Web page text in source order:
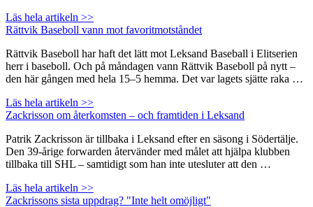
Läs hela artikeln >>
Rättvik Baseboll vann mot favoritmotståndet
Rättvik Baseboll har haft det lätt mot Leksand Baseball i Elitserien
herr i baseboll. Och på måndagen vann Rättvik Baseboll på nytt –
den här gången med hela 15–5 hemma. Det var lagets sjätte raka …
Läs hela artikeln >>
Zackrisson om återkomsten – och framtiden i Leksand
Patrik Zackrisson är tillbaka i Leksand efter en säsong i Södertälje.
Den 39-årige forwarden återvänder med målet att hjälpa klubben
tillbaka till SHL – samtidigt som han inte utesluter att den …
Läs hela artikeln >>
Zackrissons sista uppdrag? "Inte helt omöjligt"